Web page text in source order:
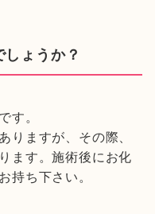
ょうか？
す。
りますが、その際、
ます。施術後にお化
持ち下さい。